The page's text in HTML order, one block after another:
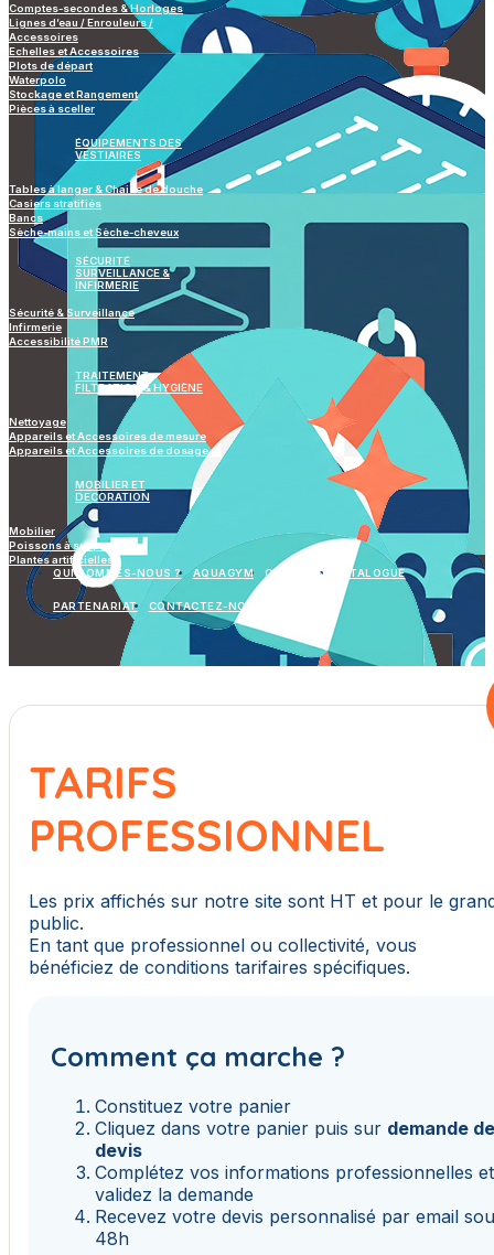
Comptes-secondes & Horloges
Lignes d’eau / Enrouleurs /
Accessoires
Echelles et Accessoires
Plots de départ
Waterpolo
Stockage et Rangement
Pièces à sceller
ÉQUIPEMENTS DES
VESTIAIRES
Tables à langer & Chaise de douche
Casiers stratifiés
Bancs
Sèche-mains et Sèche-cheveux
SÉCURITÉ
SURVEILLANCE &
INFIRMERIE
Sécurité & Surveillance
Infirmerie
Accessibilité PMR
TRAITEMENT
FILTRATION & HYGIÈNE
Nettoyage
Appareils et Accessoires de mesure
Appareils et Accessoires de dosage
MOBILIER ET
DECORATION
Mobilier
Poissons à suspendre
Plantes artificielles
QUI SOMMES-NOUS ?
AQUAGYM GALERIES CATALOGUE
PARTENARIAT CONTACTEZ-NOUS
TARIFS
PROFESSIONNEL
Les prix affichés sur notre site sont HT et pour le
public.
En tant que professionnel ou collectivité, vous
bénéficiez de conditions tarifaires spécifiques.
Comment ça marche ?
Constituez votre panier
Cliquez dans votre panier puis sur demande
devis
Complétez vos informations professionnelles et
validez la demande
Recevez votre devis personnalisé par email
48h